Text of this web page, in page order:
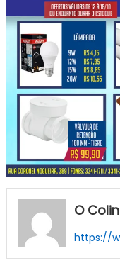
O
https://